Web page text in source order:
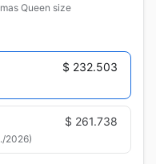
Queen size
$ 232.503
$ 261.738
2026)